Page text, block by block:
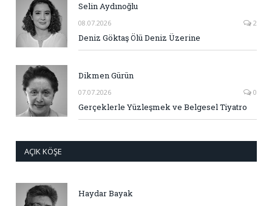
Selin Aydınoğlu
08.07.2026 2
Deniz Göktaş Ölü Deniz Üzerine
Dikmen Gürün
07.07.2026 0
Gerçeklerle Yüzleşmek ve Belgesel Tiyatro
AÇIK KÖŞE
Haydar Bayak